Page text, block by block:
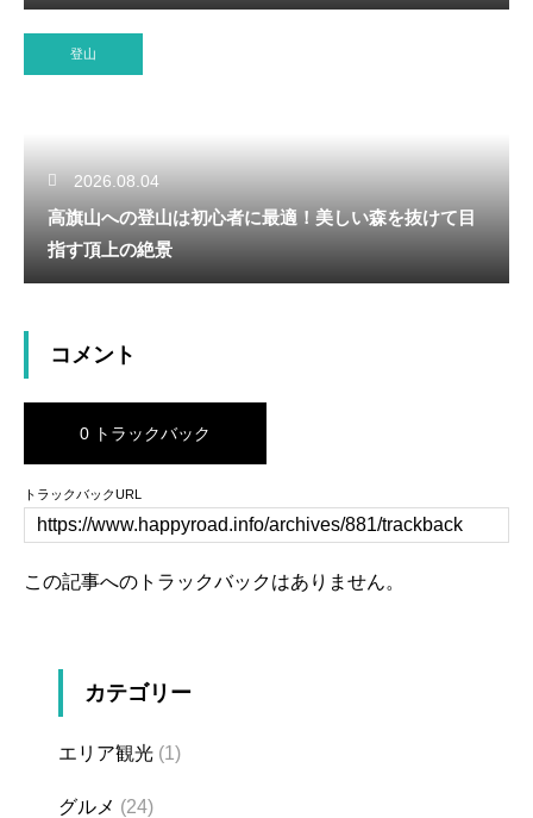
登山
2026.08.04
高旗山への登山は初心者に最適！美しい森を抜けて目
指す頂上の絶景
コメント
0 トラックバック
トラックバックURL
この記事へのトラックバックはありません。
カテゴリー
エリア観光 (1)
グルメ (24)